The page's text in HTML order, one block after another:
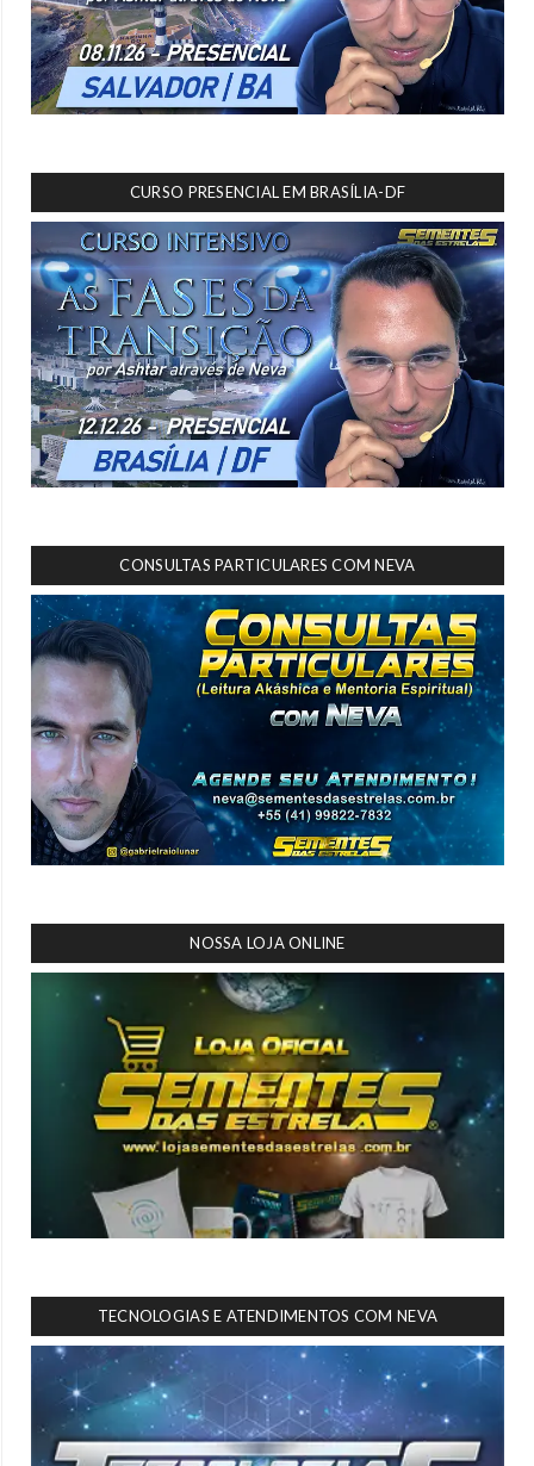
CURSO PRESENCIAL EM BRASÍLIA-DF
CONSULTAS PARTICULARES COM NEVA
NOSSA LOJA ONLINE
TECNOLOGIAS E ATENDIMENTOS COM NEVA